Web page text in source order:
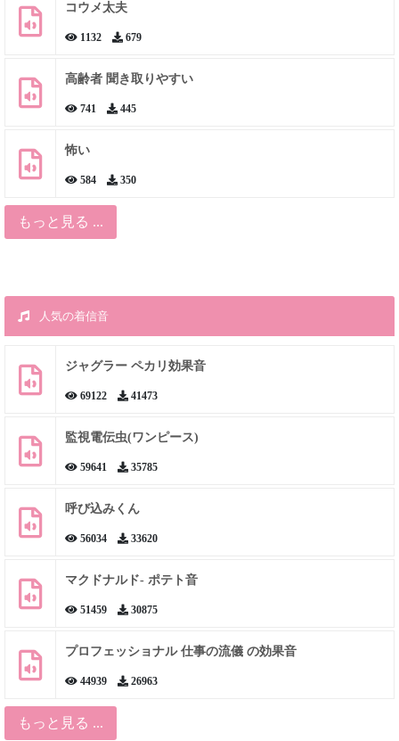
コウメ太夫
1132 679
高齢者 聞き取りやすい
741 445
怖い
584 350
もっと見る ...
人気の着信音
ジャグラー ペカリ効果音
69122 41473
監視電伝虫(ワンピース)
59641 35785
呼び込みくん
56034 33620
マクドナルド- ポテト音
51459 30875
プロフェッショナル 仕事の流儀 の効果音
44939 26963
もっと見る ...